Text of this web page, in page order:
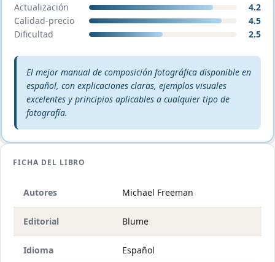
Actualización
4.2
Calidad-precio
4.5
Dificultad
2.5
Veredicto editorial:
El mejor manual de composición fotográfica disponible en
español, con explicaciones claras, ejemplos visuales
excelentes y principios aplicables a cualquier tipo de
fotografía.
FICHA DEL LIBRO
Autores Michael Freeman
Editorial Blume
Idioma Español